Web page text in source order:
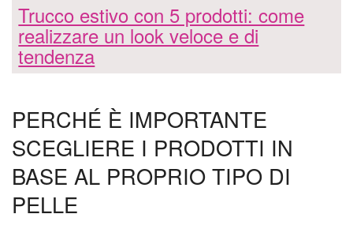
Trucco estivo con 5 prodotti: come
realizzare un look veloce e di
tendenza
PERCHÉ È IMPORTANTE
SCEGLIERE I PRODOTTI IN
BASE AL PROPRIO TIPO DI
PELLE